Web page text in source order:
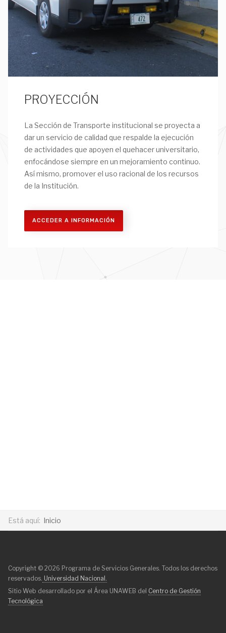
PROYECCIÓN
La Sección de Transporte institucional se proyecta a
dar un servicio de calidad que respalde la ejecución
de actividades que apoyen el quehacer universitario,
enfocándose siempre en un mejoramiento continuo.
Así mismo, promover el uso racional de los recursos
de la Institución.
ACCEDER A INFORMACIÓN
Está aquí: Inicio
Copyright © 2026 Programa de Servicios Generales. Todos los derechos
reservados. Universidad Nacional.
Sitio Web desarrollado por el Área UNAWEB del Centro de Gestión
Tecnológica